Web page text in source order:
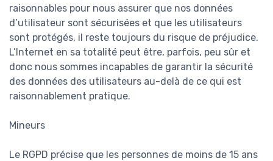
raisonnables pour nous assurer que nos données
d’utilisateur sont sécurisées et que les utilisateurs
sont protégés, il reste toujours du risque de préjudice.
L’Internet en sa totalité peut être, parfois, peu sûr et
donc nous sommes incapables de garantir la sécurité
des données des utilisateurs au-delà de ce qui est
raisonnablement pratique.
Mineurs
Le RGPD précise que les personnes de moins de 15 ans